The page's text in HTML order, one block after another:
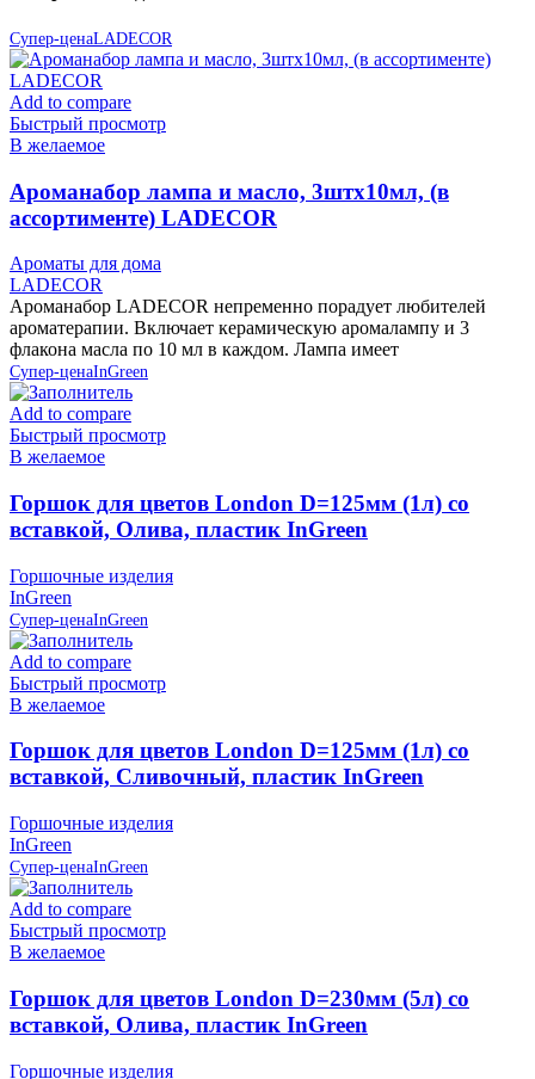
Супер-ценаLADECOR
Add to compare
Быстрый просмотр
В желаемое
Ароманабор лампа и масло, 3штx10мл, (в
ассортименте) LADECOR
Ароматы для дома
LADECOR
Ароманабор LADECOR непременно порадует любителей
ароматерапии. Включает керамическую аромалампу и 3
флакона масла по 10 мл в каждом. Лампа имеет
Супер-ценаInGreen
Add to compare
Быстрый просмотр
В желаемое
Горшок для цветов London D=125мм (1л) со
вставкой, Олива, пластик InGreen
Горшочные изделия
InGreen
Супер-ценаInGreen
Add to compare
Быстрый просмотр
В желаемое
Горшок для цветов London D=125мм (1л) со
вставкой, Сливочный, пластик InGreen
Горшочные изделия
InGreen
Супер-ценаInGreen
Add to compare
Быстрый просмотр
В желаемое
Горшок для цветов London D=230мм (5л) со
вставкой, Олива, пластик InGreen
Горшочные изделия